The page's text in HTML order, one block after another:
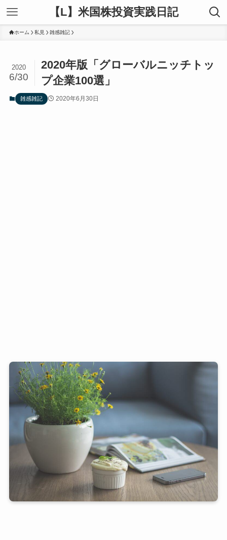
【L】米国株投資実践日記
ホーム 私見 雑感雑記
2020年版「グローバルニッチトッ
プ企業100選」
2020
6/30
雑感雑記 2020年6月30日